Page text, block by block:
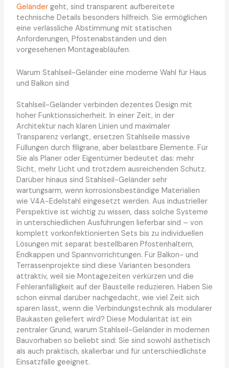
Geländergeht, sind transparent aufbereitete
technische Details besonders hilfreich. Sie ermöglichen
eine verlässliche Abstimmung mit statischen
Anforderungen, Pfostenabständen und den
vorgesehenen Montageabläufen.
Warum Stahlseil-Geländer eine moderne Wahl für Haus
und Balkon sind
Stahlseil-Geländer verbinden dezentes Design mit
hoher Funktionssicherheit. In einer Zeit, in der
Architektur nach klaren Linien und maximaler
Transparenz verlangt, ersetzen Stahlseile massive
Füllungen durch filigrane, aber belastbare Elemente. Für
Sie als Planer oder Eigentümer bedeutet das: mehr
Sicht, mehr Licht und trotzdem ausreichenden Schutz.
Darüber hinaus sind Stahlseil-Geländer sehr
wartungsarm, wenn korrosionsbeständige Materialien
wie V4A-Edelstahl eingesetzt werden. Aus industrieller
Perspektive ist wichtig zu wissen, dass solche Systeme
in unterschiedlichen Ausführungen lieferbar sind – von
komplett vorkonfektionierten Sets bis zu individuellen
Lösungen mit separat bestellbaren Pfostenhaltern,
Endkappen und Spannvorrichtungen. Für Balkon- und
Terrassenprojekte sind diese Varianten besonders
attraktiv, weil sie Montagezeiten verkürzen und die
Fehleranfälligkeit auf der Baustelle reduzieren. Haben Sie
schon einmal darüber nachgedacht, wie viel Zeit sich
sparen lässt, wenn die Verbindungstechnik als modularer
Baukasten geliefert wird? Diese Modularität ist ein
zentraler Grund, warum Stahlseil-Geländer in modernen
Bauvorhaben so beliebt sind: Sie sind sowohl ästhetisch
als auch praktisch, skalierbar und für unterschiedlichste
Einsatzfälle geeignet.